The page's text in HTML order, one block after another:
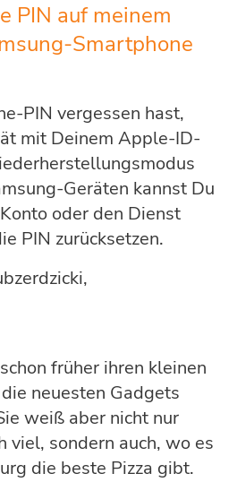
PIN auf meinem
Smartphone
PIN vergessen hast,
mit Deinem Apple-ID-
Geräten kannst Du
oder den Dienst
PIN zurücksetzen.
früher ihren kleinen
neuesten Gadgets
weiß aber nicht nur
viel, sondern auch, wo es
die beste Pizza gibt.